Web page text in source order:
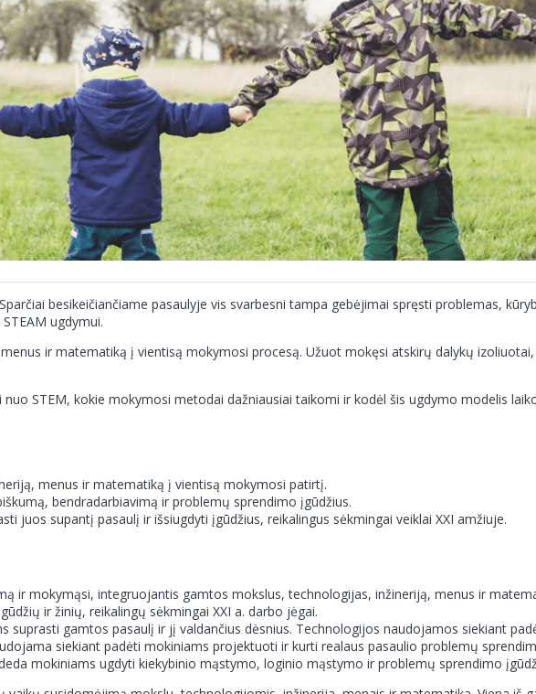
besikeičiančiame pasaulyje vis svarbesni tampa gebėjimai spręsti problemas,
ugdymui.
ir matematiką į vientisą mokymosi procesą. Užuot mokęsi atskirų dalykų
STEM, kokie mokymosi metodai dažniausiai taikomi ir kodėl šis ugdymo modelis
menus ir matematiką į vientisą mokymosi patirtį.
bendradarbiavimą ir problemų sprendimo įgūdžius.
juos supantį pasaulį ir išsiugdyti įgūdžius, reikalingus sėkmingai veiklai XXI amžiuje.
ir mokymąsi, integruojantis gamtos mokslus, technologijas, inžineriją, menus ir
ir žinių, reikalingų sėkmingai XXI a. darbo jėgai.
suprasti gamtos pasaulį ir jį valdančius dėsnius. Technologijos naudojamos siekiant
siekiant padėti mokiniams projektuoti ir kurti realaus pasaulio problemų
mokiniams ugdyti kiekybinio mąstymo, loginio mąstymo ir problemų sprendimo